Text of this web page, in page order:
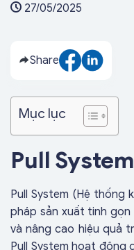
27/05/2025
Share
Mục lục
Pull
Pull System (Hệ thống
pháp sản xuất tinh
và nâng cao hiệu quả
Pull System hoạt động